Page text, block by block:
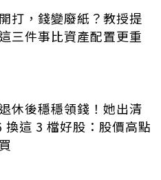
打，錢變廢紙？教授提
三件事比資產配置更重
休後穩穩領錢！她出清
換這 3 檔好股：股價高點